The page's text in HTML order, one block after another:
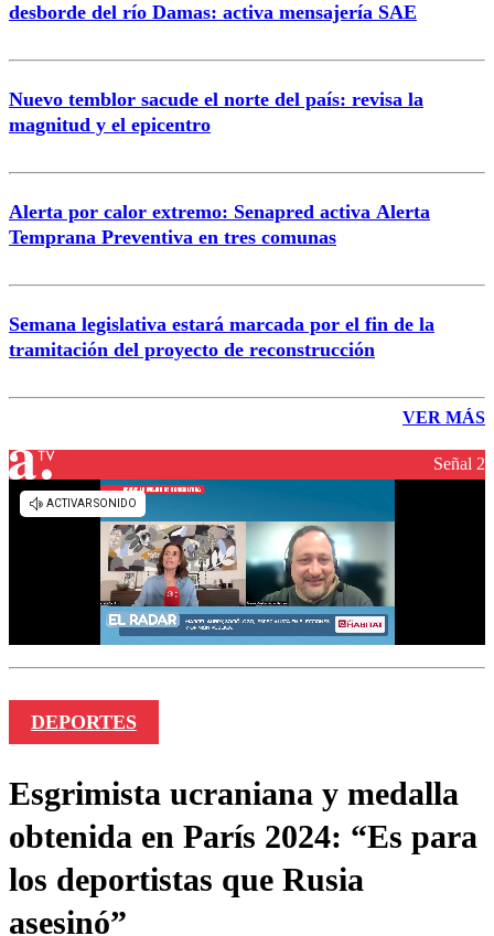
desborde del río Damas: activa mensajería SAE
Nuevo temblor sacude el norte del país: revisa la
magnitud y el epicentro
Alerta por calor extremo: Senapred activa Alerta
Temprana Preventiva en tres comunas
Semana legislativa estará marcada por el fin de la
tramitación del proyecto de reconstrucción
VER MÁS
Señal 2
DEPORTES
Esgrimista ucraniana y medalla
obtenida en París 2024: “Es para
los deportistas que Rusia
asesinó”